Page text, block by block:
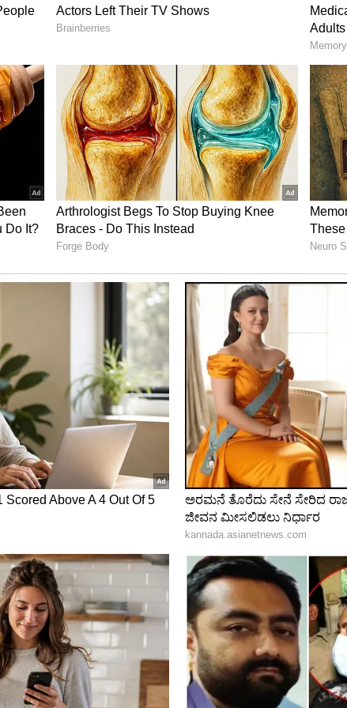
ಆಘಾತ ನೀಡುವಂತೆ ಸರ್ಕಾರ ಅವರಿಗೆ ಘೋಷಿಸಿದ್ದ ರಾಷ್ಟ್ರೀಯ
ಸಂಯೋಜಿಸಿದ್ದ 'ಭೂಲ್ ಭುಲೈಯ್ಯ 3' ಚಿತ್ರದ ಒಂದು ಹಾಡನ್ನು
ಎಂದು ಜಾನಿ ಮಾಸ್ಟರ್ ಟ್ವೀಟ್ ಮಾಡಿದ್ದು ವಿಶೇಷ.
ಹೇಳಿಕೆಗಳನ್ನು ನೀಡಿದ್ದರು. ನನ್ನನ್ನು ಷಡ್ಯಂತ್ರದಿಂದ
ಎಂದು ಜಾನಿ ಮಾಸ್ಟರ್ ಮಾಧ್ಯಮಗಳಿಗೆ ತಿಳಿಸಿದ್ದರು.